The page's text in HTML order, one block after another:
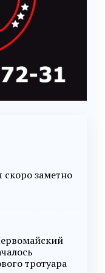
скоро заметно
тротуара